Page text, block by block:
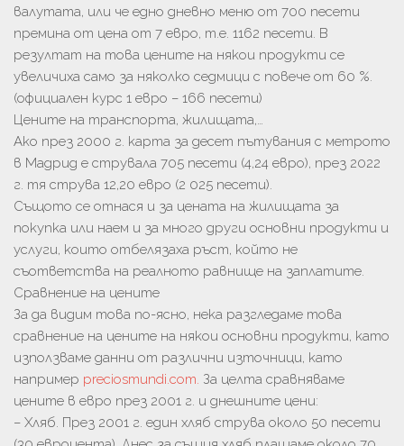
валутата, или че едно дневно меню от 700 песети
премина от цена от 7 евро, т.е. 1162 песети. В
резултат на това цените на някои продукти се
увеличиха само за няколко седмици с повече от 60 %.
(официален курс 1 евро – 166 песети)
Цените на транспорта, жилищата,…
Ако през 2000 г. карта за десет пътувания с метрото
в Мадрид е струвала 705 песети (4,24 евро), през 2022
г. тя струва 12,20 евро (2 025 песети).
Същото се отнася и за цената на жилищата за
покупка или наем и за много други основни продукти и
услуги, които отбелязаха ръст, който не
съответства на реалното равнище на заплатите.
Сравнение на цените
За да видим това по-ясно, нека разгледаме това
сравнение на цените на някои основни продукти, като
използваме данни от различни източници, като
например preciosmundi.com. За целта сравняваме
цените в евро през 2001 г. и днешните цени:
– Хляб. През 2001 г. един хляб струва около 50 песети